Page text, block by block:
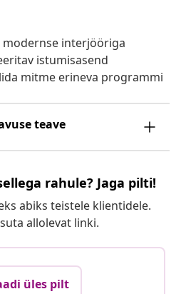
modernse interjööriga
istumisasend
mitme erineva programmi
teave
rahule? Jaga pilti!
abiks teistele klientidele.
allolevat linki.
üles pilt